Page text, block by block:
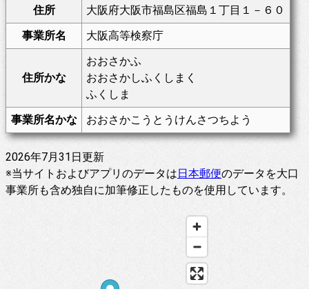
住所
大阪府大阪市福島区福島１丁目１－６０
事業所名
大阪高等検察庁
住所かな
おおさかふ
おおさかしふくしまく
ふくしま
事業所名かな
おおさかこうとうけんさつちよう
2026年7月31日更新
※当サイトおよびアプリのデータは日本郵便のデータを大口
事業所も含め独自に加筆修正したものを使用しています。